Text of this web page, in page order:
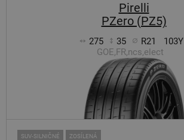
Pirelli
PZero (PZ5)
275 35 R21
103Y
GOE,FR,ncs,elect
SUV-SILNIČNÉ ZOSÍLENÁ